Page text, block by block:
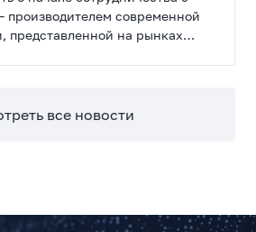
производителем современной
представленной на рынках
все новости